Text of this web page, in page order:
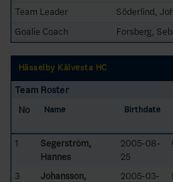
Team Leader
Söderlind,
Goalie Coach
Forsberg,
Hässelby Kälvesta HC
Team Roster
No
Name Birthdate
1
Segerström,
Hannes
2005-08-
25
3
Johansson,
2005-03-